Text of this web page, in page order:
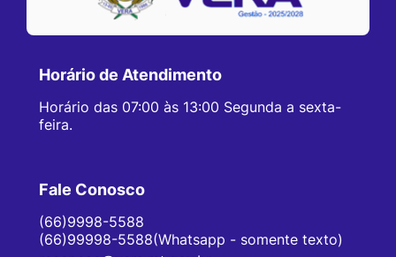
Horário de Atendimento
Horário das 07:00 às 13:00 Segunda a sexta-
feira.
Fale Conosco
(66)9998-5588
(66)99998-5588(Whatsapp - somente texto)